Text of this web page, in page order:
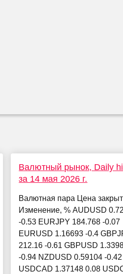
Валютный рынок, Daily
за 14 мая 2026 г.
Валютная пара Цена
Изменение, % AUDUSD
-0.53 EURJPY 184.768 -0.07
EURUSD 1.16693 -0.4
212.16 -0.61 GBPUSD
-0.94 NZDUSD 0.59104 -0.42
USDCAD 1.37148 0.08